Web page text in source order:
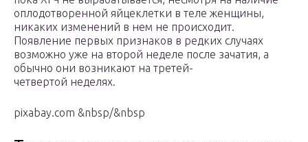
оплодотворенной яйцеклетки в теле женщины,
никаких изменений в нем не происходит.
Появление первых признаков в редких случаях
возможно уже на второй неделе после зачатия, а
обычно они возникают на третей-
четвертой неделях.
pixabay.com &nbsp/&nbsp